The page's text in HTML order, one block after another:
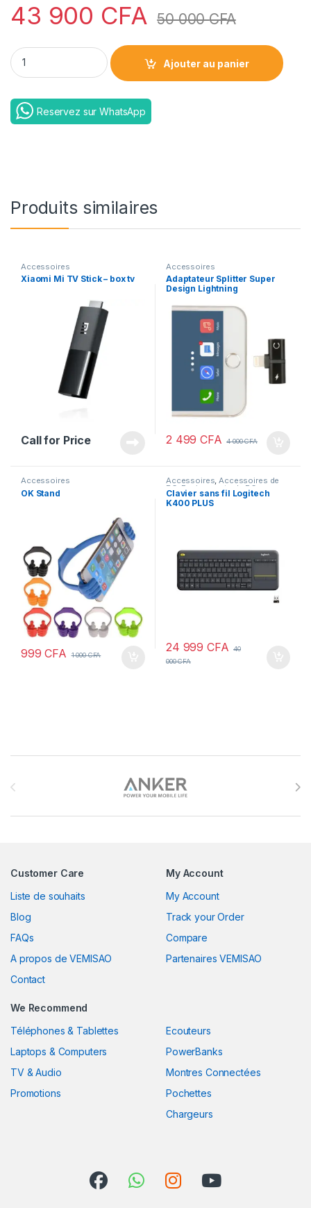
43 900 CFA 50 000CFA
ZEALOT S86 Enceinte Bluetooth Portable Sans Fil 80W
Ajouter au panier
Reservez sur WhatsApp
Produits similaires
Accessoires
Xiaomi Mi TV Stick – box tv
Call for Price
Accessoires
Adaptateur Splitter Super
Design Lightning
2 499CFA 4 000CFA
Accessoires
OK Stand
999CFA 1 000CFA
Accessoires,Accessoires de
PC Equipements de PC
Clavier sans fil Logitech
K400 PLUS
24 999CFA
40
000CFA
Customer Care
Liste de souhaits
Blog
FAQs
A propos de VEMISAO
Contact
My Account
My Account
Track your Order
Compare
Partenaires VEMISAO
We Recommend
Téléphones & Tablettes
Laptops & Computers
TV & Audio
Promotions
Ecouteurs
PowerBanks
Montres Connectées
Pochettes
Chargeurs